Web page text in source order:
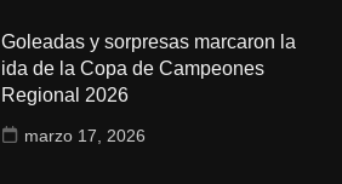
Goleadas y sorpresas marcaron la
ida de la Copa de Campeones
Regional 2026
marzo 17, 2026